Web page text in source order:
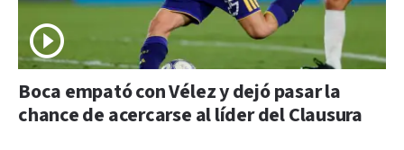
Boca empató con Vélez y dejó pasar la
chance de acercarse al líder del Clausura